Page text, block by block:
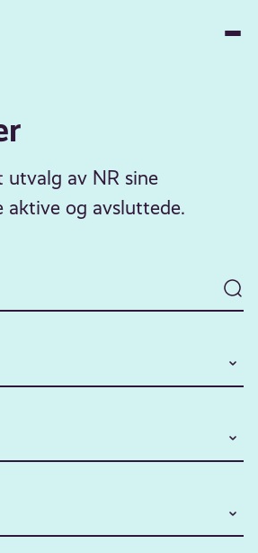
utvalg av NR sine
aktive og avsluttede.